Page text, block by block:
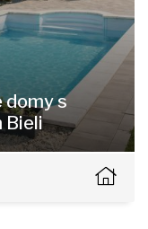
domy s
Bieli